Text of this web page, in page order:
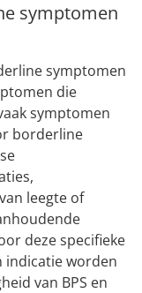
symptomen
symptomen
die
symptomen
borderline
leegte of
deze specifieke
indicatie worden
van BPS en